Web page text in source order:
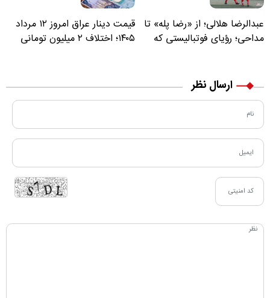
عبدالرضا هلالی؛ از «رضا پله» تا
مداحی؛ رؤیای فوتبالیستی که
قیمت دینار عراق امروز ۱۲ مرداد
۱۴۰۵؛ اختلاف ۲ میلیون تومانی
ارسال نظر